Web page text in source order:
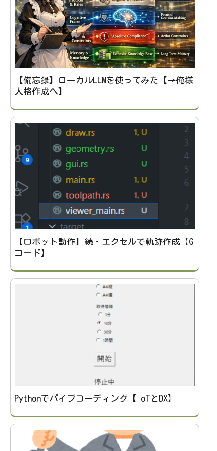
【備忘録】ローカルLLMを使ってみた【→俺様
人格作成へ】
【ロボット動作】続・エクセルで軌跡作成【G
コード】
Pythonでバイブコーディング【IoTとDX】